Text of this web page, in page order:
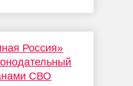
Россия»
СВО